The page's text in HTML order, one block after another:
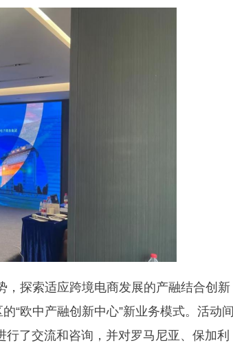
探索适应跨境电商发展的产融结合创新
“欧中产融创新中心”新业务模式。活动间
了交流和咨询，并对罗马尼亚、保加利